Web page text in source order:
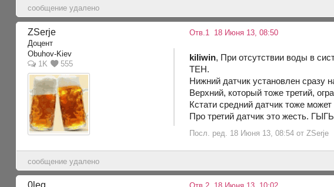
сообщение удалено
ZSerje
Доцент
Obuhov-Kiev
1K
555
Отв.1 18 Июня 13, 08:50
kiliwin, При отсутствии воды в
ТЕН.
Нижний датчик установлен сразу
Верхний, который тоже третий,
Кстати средний датчик тоже
Про третий датчик это жесть.
Посл. ред. 18 Июня 13, 08:54 от ZSerje
сообщение удалено